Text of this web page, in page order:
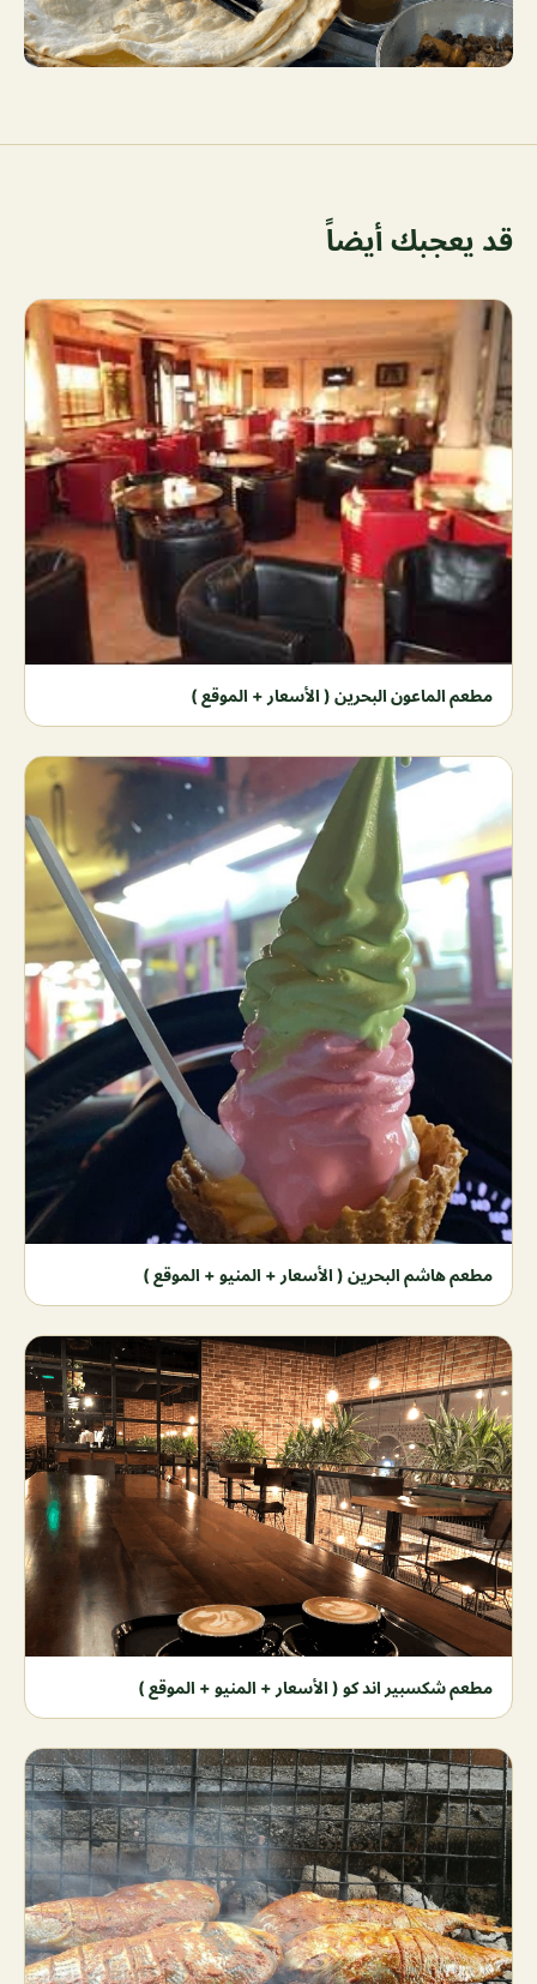
قد يعجبك أيضاً
مطعم الماعون البحرين ( الأسعار + الموقع )
مطعم هاشم البحرين ( الأسعار + المنيو + الموقع )
مطعم شكسبير اند كو ( الأسعار + المنيو + الموقع )